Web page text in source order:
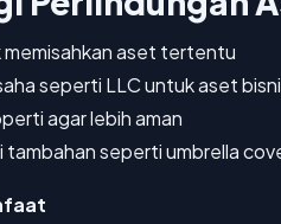
aset tertentu
seperti LLC untuk aset
agar lebih aman
tambahan seperti umbrella